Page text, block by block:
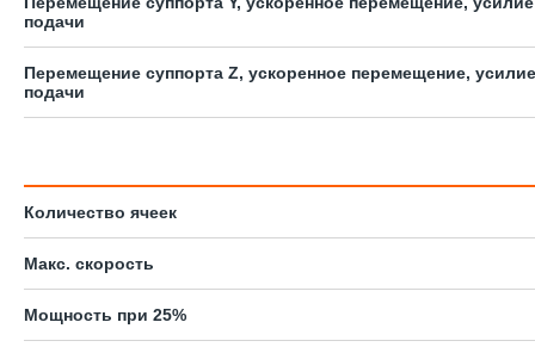
подачи
Перемещение суппорта Z, ускоренное перемещение, усилие
подачи
Количество ячеек
Макс. скорость
Мощность при 25%